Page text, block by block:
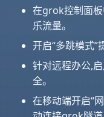
在grok控制面板
乐流量。
开启“多跳模式”
针对远程办公,
全。
在移动端开启“